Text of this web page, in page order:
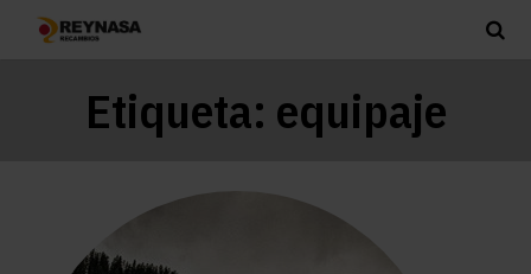
Etiqueta: equipaje